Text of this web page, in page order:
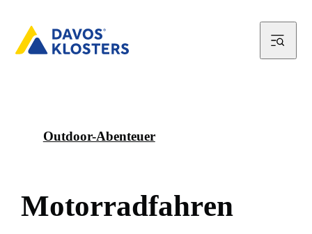
Outdoor-Abenteuer
Motorradfahren